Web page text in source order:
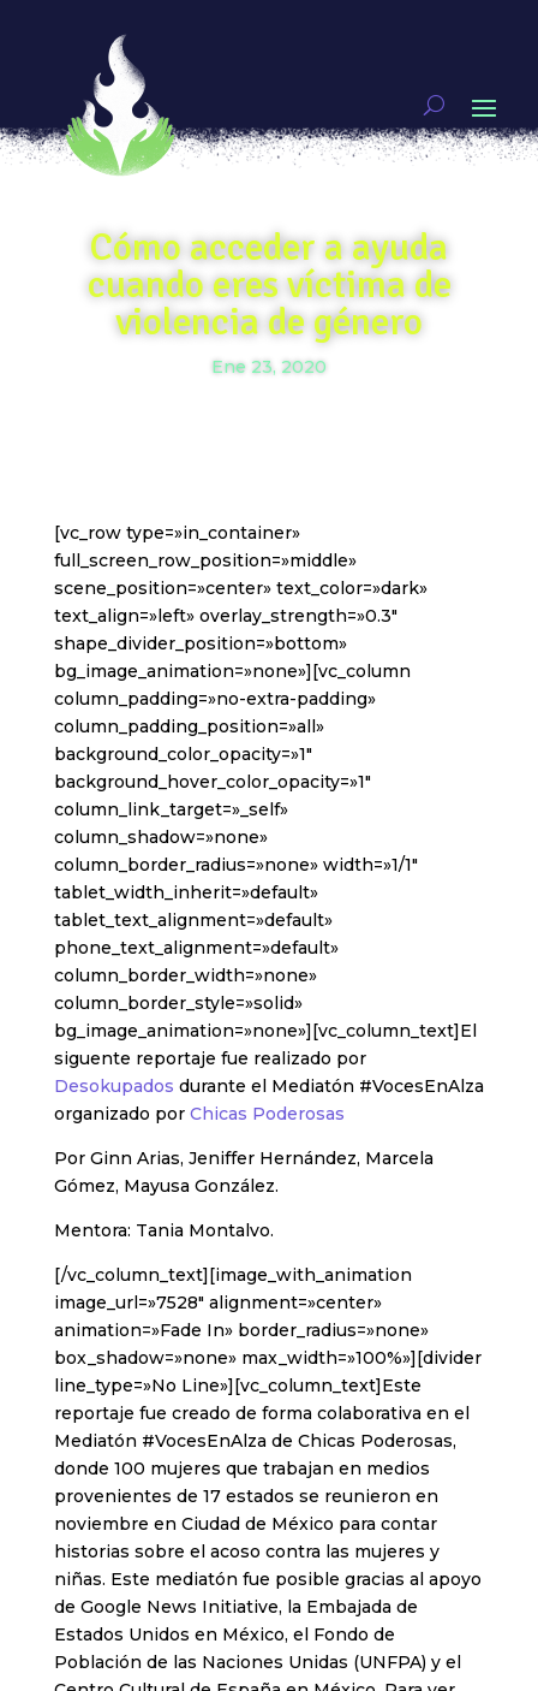
Cómo acceder a ayuda
cuando eres víctima de
violencia de género
Ene 23, 2020
[vc_row type=»in_container»
full_screen_row_position=»middle»
scene_position=»center» text_color=»dark»
text_align=»left» overlay_strength=»0.3″
shape_divider_position=»bottom»
bg_image_animation=»none»][vc_column
column_padding=»no-extra-padding»
column_padding_position=»all»
background_color_opacity=»1″
background_hover_color_opacity=»1″
column_link_target=»_self»
column_shadow=»none»
column_border_radius=»none» width=»1/1″
tablet_width_inherit=»default»
tablet_text_alignment=»default»
phone_text_alignment=»default»
column_border_width=»none»
column_border_style=»solid»
bg_image_animation=»none»][vc_column_text]El
siguente reportaje fue realizado por
Desokupados durante el Mediatón #VocesEnAlza
organizado por Chicas Poderosas
Por Ginn Arias, Jeniffer Hernández, Marcela
Gómez, Mayusa González.
Mentora: Tania Montalvo.
[/vc_column_text][image_with_animation
image_url=»7528″ alignment=»center»
animation=»Fade In» border_radius=»none»
box_shadow=»none» max_width=»100%»][divider
line_type=»No Line»][vc_column_text]Este
reportaje fue creado de forma colaborativa en el
Mediatón #VocesEnAlza de Chicas Poderosas,
donde 100 mujeres que trabajan en medios
provenientes de 17 estados se reunieron en
noviembre en Ciudad de México para contar
historias sobre el acoso contra las mujeres y
niñas. Este mediatón fue posible gracias al apoyo
de Google News Initiative, la Embajada de
Estados Unidos en México, el Fondo de
Población de las Naciones Unidas (UNFPA) y el